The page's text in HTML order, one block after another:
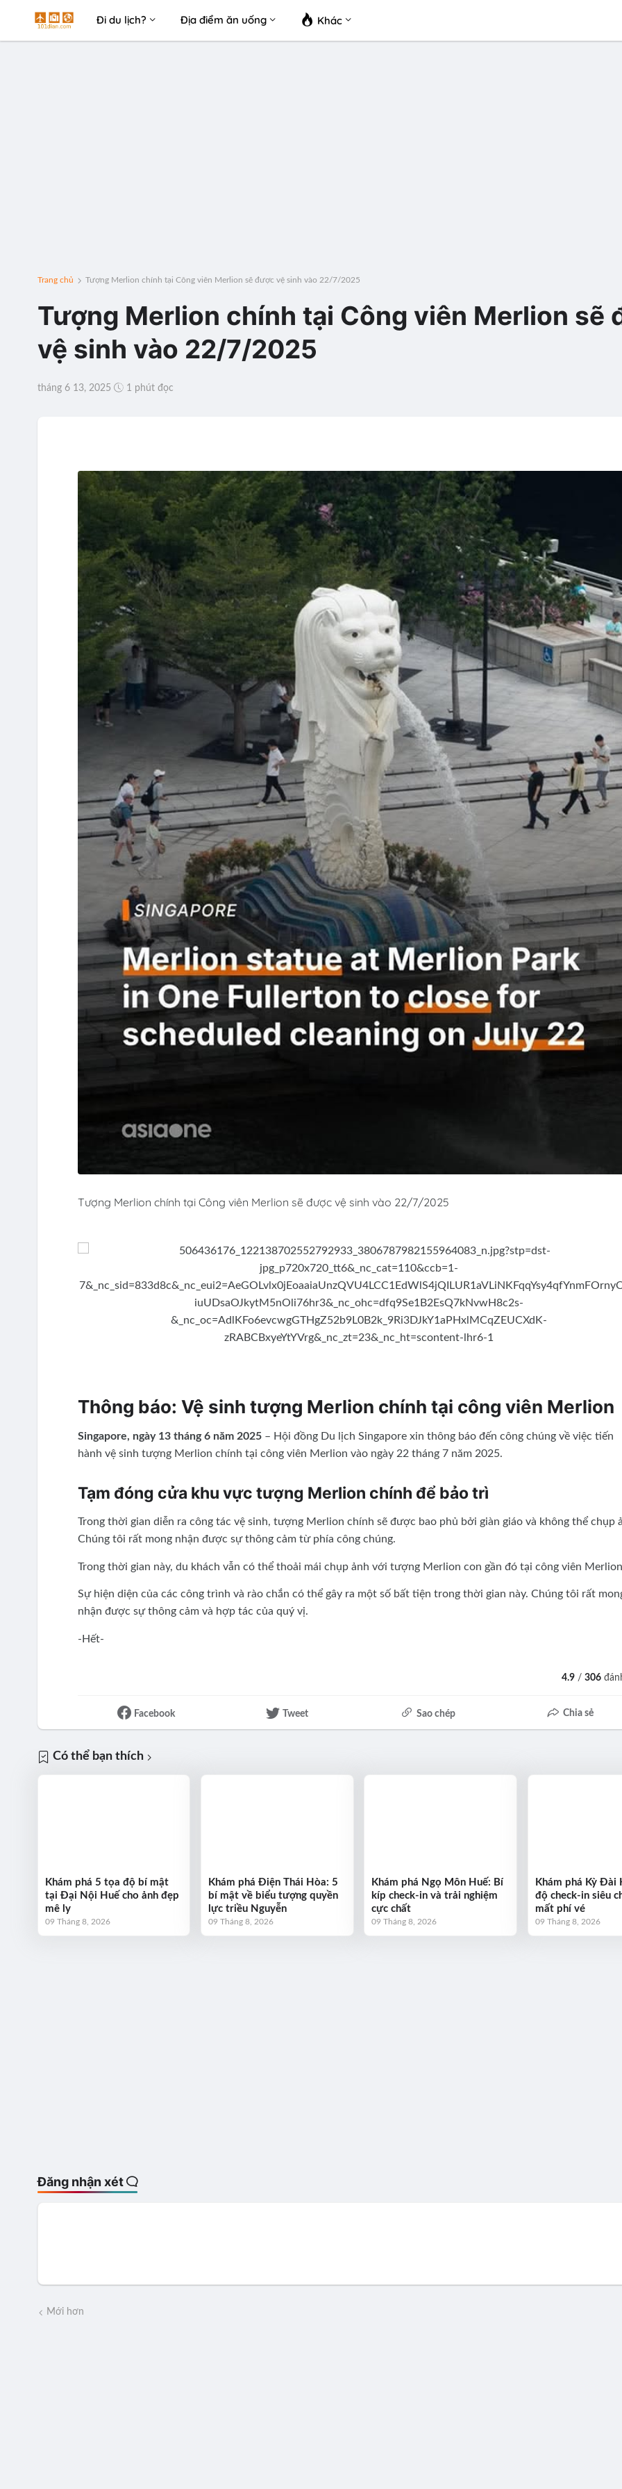
Đi du lịch? Địa điểm ăn uống Khác
Trang chủ Tượng Merlion chính tại Công viên Merlion sẽ được vệ sinh vào 22/7/2025
Tượng Merlion chính tại Công viên Merlion sẽ
vệ sinh vào 22/7/2025
tháng 6 13, 2025 1 phút đọc
Tượng Merlion chính tại Công viên Merlion sẽ được vệ sinh vào 22/7/2025
Thông báo: Vệ sinh tượng Merlion chính tại công viên Merlion
Singapore, ngày 13 tháng 6 năm 2025– Hội đồng Du lịch Singapore xin thông báo đến công chúng về việc tiến
hành vệ sinh tượng Merlion chính tại công viên Merlion vào ngày 22 tháng 7 năm 2025.
Tạm đóng cửa khu vực tượng Merlion chính để bảo trì
Trong thời gian diễn ra công tác vệ sinh, tượng Merlion chính sẽ được bao phủ bởi giàn giáo và không thể chụp
Chúng tôi rất mong nhận được sự thông cảm từ phía công chúng.
Trong thời gian này, du khách vẫn có thể thoải mái chụp ảnh với tượng Merlion con gần đó tại công viên
Sự hiện diện của các công trình và rào chắn có thể gây ra một số bất tiện trong thời gian này. Chúng tôi rất
nhận được sự thông cảm và hợp tác của quý vị.
-Hết-
4.9 /306
Facebook Tweet Sao chép Chia sẻ
Có thể bạn thích
Khám phá 5 tọa độ bí mật
tại Đại Nội Huế cho ảnh đẹp
mê ly
09 Tháng 8, 2026
Khám phá Điện Thái Hòa: 5
bí mật về biểu tượng quyền
lực triều Nguyễn
09 Tháng 8, 2026
Khám phá Ngọ Môn Huế: Bí
kíp check-in và trải nghiệm
cực chất
09 Tháng 8, 2026
Khám phá Kỳ Đài
độ check-in siêu
mất phí vé
09 Tháng 8, 2026
Đăng nhận xét
Mới hơn